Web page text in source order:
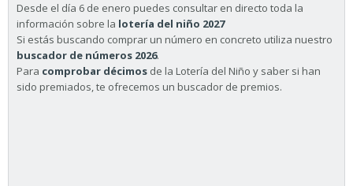
Desde el día 6 de enero puedes consultar en directo toda la
información sobre la lotería del niño 2027
Si estás buscando comprar un número en concreto utiliza nuestro
buscador de números 2026.
Para comprobar décimos de la Lotería del Niño y saber si han
sido premiados, te ofrecemos un buscador de premios.